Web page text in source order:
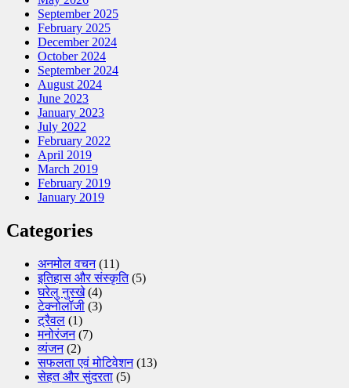
सम्मान
–
Mata
Pita
Ka
Samman
September 2025
February 2025
December 2024
October 2024
September 2024
August 2024
June 2023
January 2023
July 2022
February 2022
April 2019
March 2019
February 2019
January 2019
Categories
अनमोल वचन(11)
इतिहास और संस्कृति(5)
घरेलु नुस्खे(4)
टेक्नोलॉजी (3)
ट्रैवल (1)
मनोरंजन(7)
व्यंजन(2)
सफलता एवं मोटिवेशन(13)
सेहत और सुंदरता (5)